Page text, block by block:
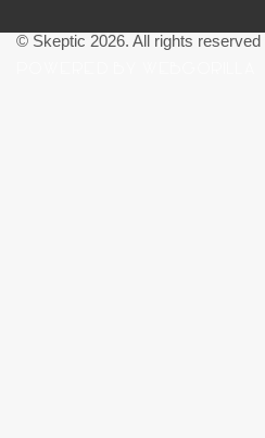
© Skeptic 2026. All rights reserved